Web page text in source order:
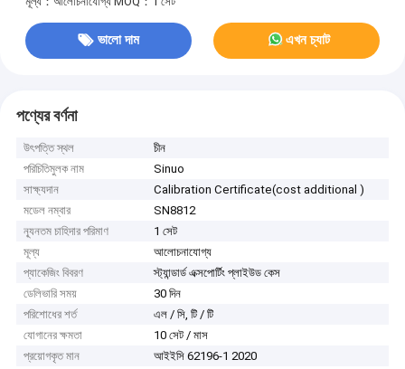
ভালো দাম এখন চ্যাট
পণ্যের বর্ণনা
উৎপত্তি স্থল
চীন
পরিচিতিমুলক নাম
Sinuo
সাক্ষ্যদান
Calibration Certificate(cost additional )
মডেল নম্বার
SN8812
ন্যূনতম চাহিদার পরিমাণ
1 সেট
মূল্য
আলোচনাযোগ্য
প্যাকেজিং বিবরণ
স্ট্যান্ডার্ড এক্সপোর্টিং প্লাইউড কেস
ডেলিভারি সময়
30 দিন
পরিশোধের শর্ত
এল / সি, টি / টি
যোগানের ক্ষমতা
10 সেট / মাস
প্রয়োগকৃত মান
আইইসি 62196-1 2020